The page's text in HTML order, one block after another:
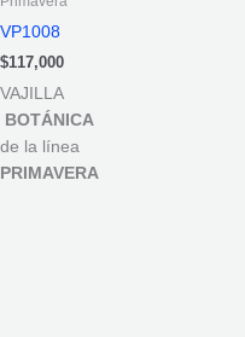
VP1008
$117,000
VAJILLA
BOTÁNICA
de la línea
PRIMAVERA